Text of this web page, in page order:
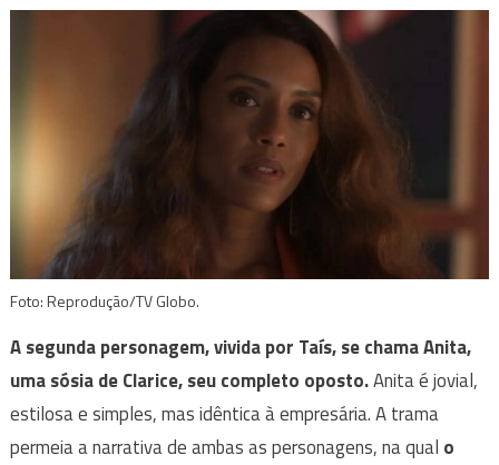
Foto: Reprodução/TV Globo.
A segunda personagem, vivida por Taís, se chama Anita,
uma sósia de Clarice, seu completo oposto.Anita é jovial,
estilosa e simples, mas idêntica à empresária. A trama
permeia a narrativa de ambas as personagens, na qual o